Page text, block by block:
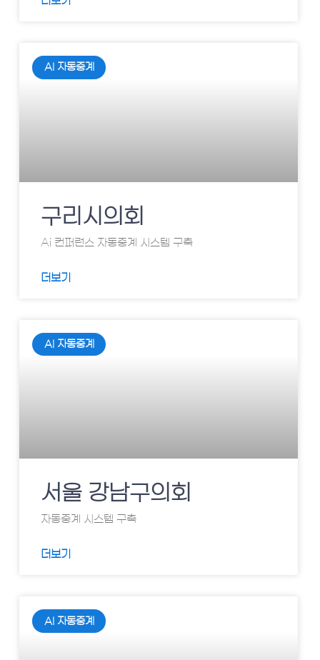
AI 자동중계
구리시의회
Ai 컨퍼런스 자동중계 시스템 구축
더보기
AI 자동중계
서울 강남구의회
자동중계 시스템 구축
더보기
AI 자동중계